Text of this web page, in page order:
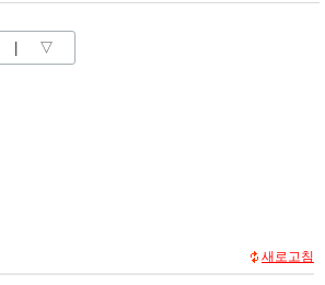
▽
새로고침